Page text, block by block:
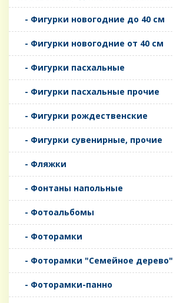
- Фигурки новогодние до 40 см
- Фигурки новогодние от 40 см
- Фигурки пасхальные
- Фигурки пасхальные прочие
- Фигурки рождественские
- Фигурки сувенирные, прочие
- Фляжки
- Фонтаны напольные
- Фотоальбомы
- Фоторамки
- Фоторамки "Семейное дерево"
- Фоторамки-панно